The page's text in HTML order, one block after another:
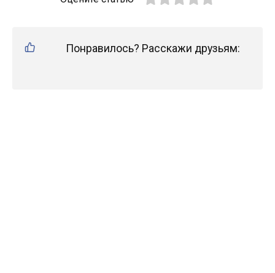
Понравилось? Расскажи друзьям: